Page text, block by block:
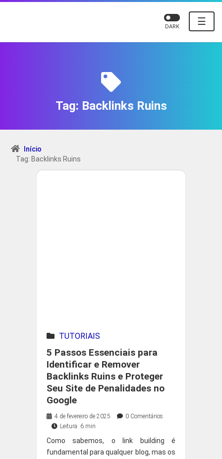
☰
DARK
Tag: Backlinks Ruins
Início
Tag: Backlinks Ruins
TUTORIAIS
5 Passos Essenciais para
Identificar e Remover
Backlinks Ruins e Proteger
Seu Site de Penalidades no
Google
4 de fevereiro de 2025
0 Comentários
Leitura: 6 min
Como sabemos, o link building é
fundamental para qualquer blog, mas os